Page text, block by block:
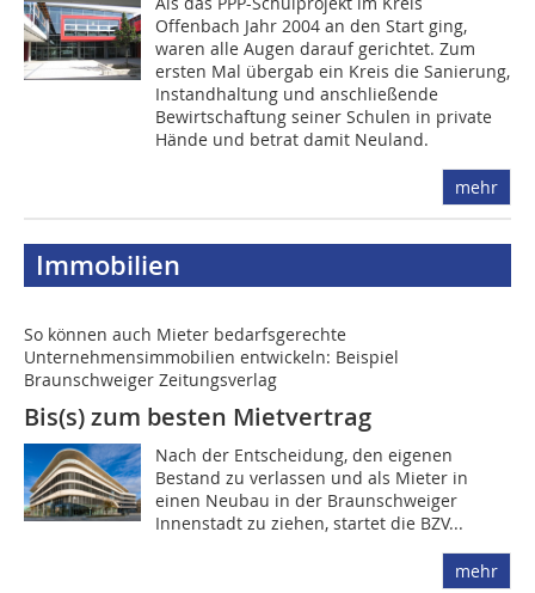
Offenbach Jahr 2004 an den Start ging,
waren alle Augen darauf gerichtet. Zum
ersten Mal übergab ein Kreis die Sanierung,
Instandhaltung und anschließende
Bewirtschaftung seiner Schulen in private
Hände und betrat damit Neuland.
mehr
Immobilien
So können auch Mieter bedarfsgerechte
Unternehmensimmobilien entwickeln: Beispiel
Braunschweiger Zeitungsverlag
Bis(s) zum besten Mietvertrag
Nach der Entscheidung, den eigenen
Bestand zu verlassen und als Mieter in
einen Neubau in der Braunschweiger
Innenstadt zu ziehen, startet die BZV...
mehr